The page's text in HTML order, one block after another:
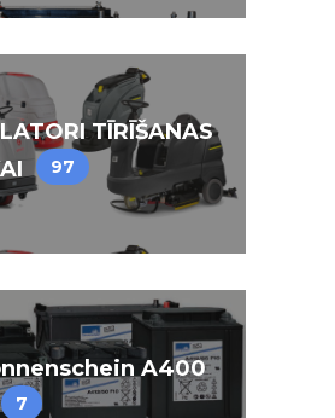
TĪRĪŠANAS
97
A400
7